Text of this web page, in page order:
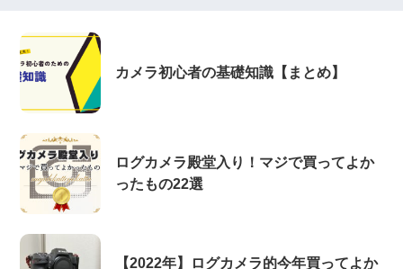
カメラ初心者の基礎知識【まとめ】
ログカメラ殿堂入り！マジで買ってよか
ったもの22選
【2022年】ログカメラ的今年買ってよか